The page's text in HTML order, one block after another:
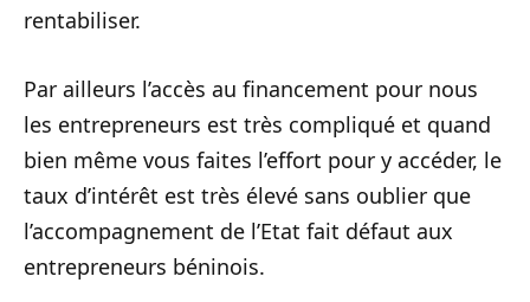
rentabiliser.
Par ailleurs l’accès au financement pour nous
les entrepreneurs est très compliqué et quand
bien même vous faites l’effort pour y accéder, le
taux d’intérêt est très élevé sans oublier que
l’accompagnement de l’Etat fait défaut aux
entrepreneurs béninois.